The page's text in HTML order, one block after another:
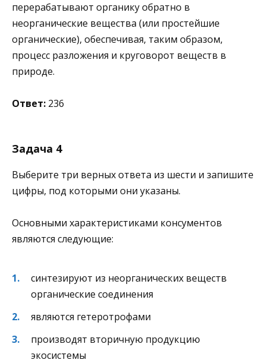
перерабатывают органику обратно в
неорганические вещества (или простейшие
органические), обеспечивая, таким образом,
процесс разложения и круговорот веществ в
природе.
Ответ: 236
Задача 4
Выберите три верных ответа из шести и запишите
цифры, под которыми они указаны.
Основными характеристиками консументов
являются следующие:
синтезируют из неорганических веществ
органические соединения
являются гетеротрофами
производят вторичную продукцию
экосистемы